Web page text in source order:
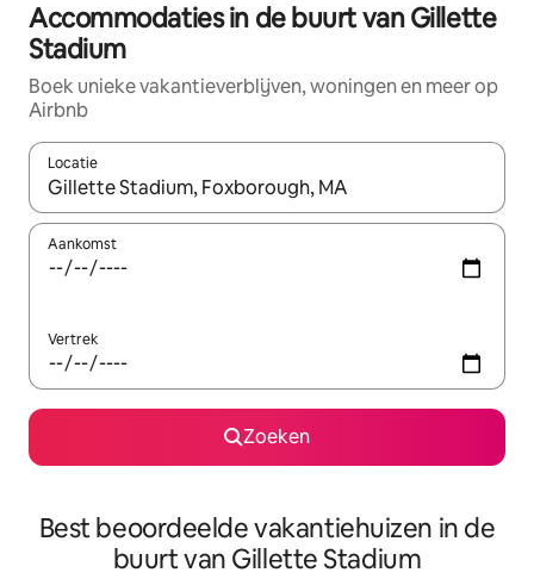
Accommodaties in de buurt van Gillette
Stadium
Boek unieke vakantieverblijven, woningen en meer op
Airbnb
Locatie
Wanneer er resultaten beschikbaar zijn, maak je een keuze
Aankomst
Vertrek
Zoeken
Best beoordeelde vakantiehuizen in de
buurt van Gillette Stadium